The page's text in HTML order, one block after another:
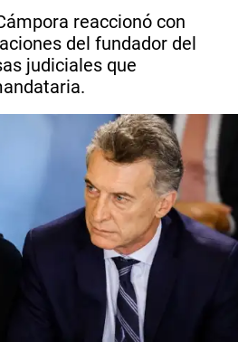
reaccionó con
del fundador del
judiciales que